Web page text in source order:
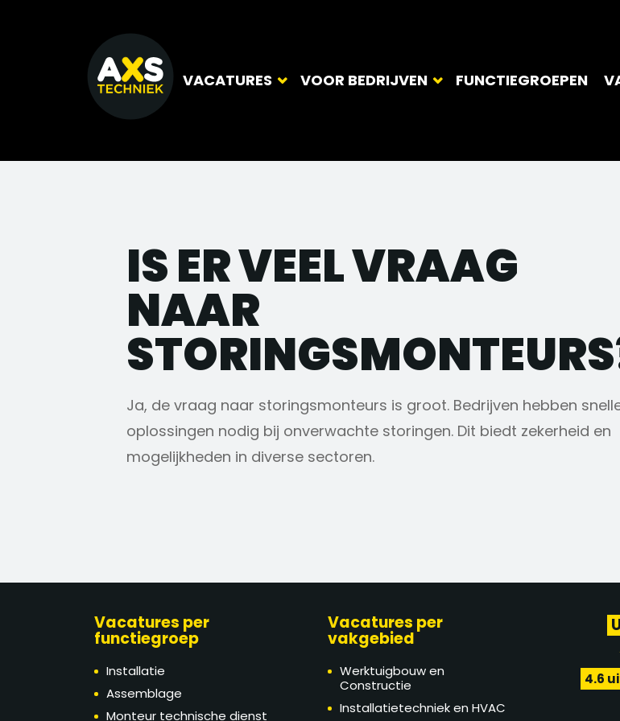
VACATURES VOOR BEDRIJVEN FUNCTIEGROEPEN
IS ER VEEL VRAAG
NAAR
Ja, de vraag naar storingsmonteurs is groot. Bedrijven hebben
oplossingen nodig bij onverwachte storingen. Dit biedt zekerheid en
mogelijkheden in diverse sectoren.
Vacatures per
functiegroep
Installatie
Assemblage
Monteur technische dienst
Vacatures per
vakgebied
Werktuigbouw en
Constructie
Installatietechniek en HVAC
4.6